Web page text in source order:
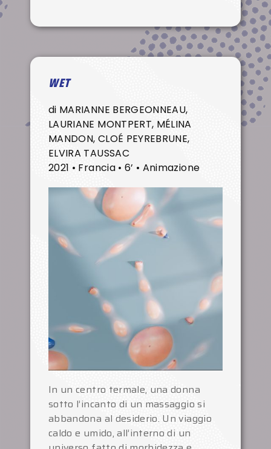
WET
di MARIANNE BERGEONNEAU,
LAURIANE MONTPERT, MÉLINA
MANDON, CLOÉ PEYREBRUNE,
ELVIRA TAUSSAC
2021 • Francia • 6’ • Animazione
In un centro termale, una donna
sotto l’incanto di un massaggio si
abbandona al desiderio. Un viaggio
caldo e umido, all’interno di un